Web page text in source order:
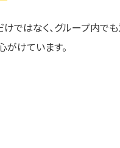
ではなく、グループ内で
がけています。